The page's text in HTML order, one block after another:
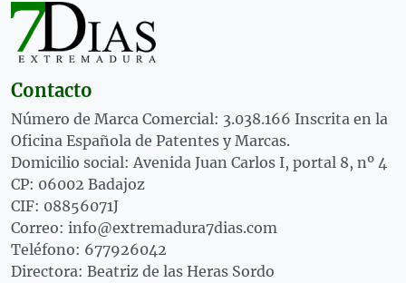
Contacto
Número de Marca Comercial: 3.038.166 Inscrita en la
Oficina Española de Patentes y Marcas.
Domicilio social: Avenida Juan Carlos I, portal 8, nº 4
CP: 06002 Badajoz
CIF: 08856071J
Correo: info@extremadura7dias.com
Teléfono: 677926042
Directora: Beatriz de las Heras Sordo